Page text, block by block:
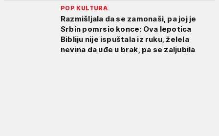
POP KULTURA
Razmišljala da se zamonaši, pa joj je
Srbin pomrsio konce: Ova lepotica
Bibliju nije ispuštala iz ruku, želela
nevina da uđe u brak, pa se zaljubila